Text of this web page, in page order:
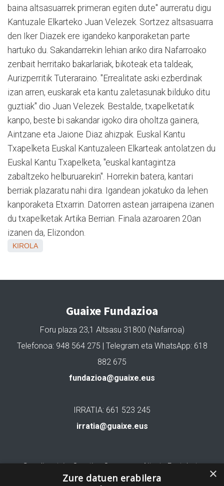
baina altsasuarrek primeran egiten dute" aurreratu digu
Kantuzale Elkarteko Juan Velezek. Sortzez altsasuarra
den Iker Diazek ere igandeko kanporaketan parte
hartuko du. Sakandarrekin lehian ariko dira Nafarroako
zenbait herritako bakarlariak, bikoteak eta taldeak,
Aurizperritik Tuteraraino. "Errealitate aski ezberdinak
izan arren, euskarak eta kantu zaletasunak bilduko ditu
guztiak" dio Juan Velezek. Bestalde, txapelketatik
kanpo, beste bi sakandar igoko dira oholtza gainera,
Aintzane eta Jaione Diaz ahizpak. Euskal Kantu
Txapelketa Euskal Kantuzaleen Elkarteak antolatzen du
Euskal Kantu Txapelketa, "euskal kantagintza
zabaltzeko helburuarekin". Horrekin batera, kantari
berriak plazaratu nahi dira. Igandean jokatuko da lehen
kanporaketa Etxarrin. Datorren astean jarraipena izanen
du txapelketak Artika Berrian. Finala azaroaren 20an
izanen da, Elizondon.
KIROLA
Guaixe Fundazioa
Foru plaza 23,1 Altsasu 31800 (Nafarroa)
Telefonoa: 948 564 275 | Telegram eta WhatsApp: 618
882 675
fundazioa@guaixe.eus
IRRATIA: 661 523 245
irratia@guaixe.eus
Gure lizentzia: Creative Commons Aitortu Partekatu ×
Zure datuen erabilera